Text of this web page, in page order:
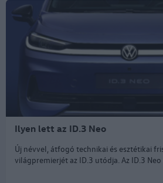
Ilyen lett az ID.3 Neo
Új névvel, átfogó technikai és esztétikai
világpremierjét az ID.3 utódja. Az ID.3